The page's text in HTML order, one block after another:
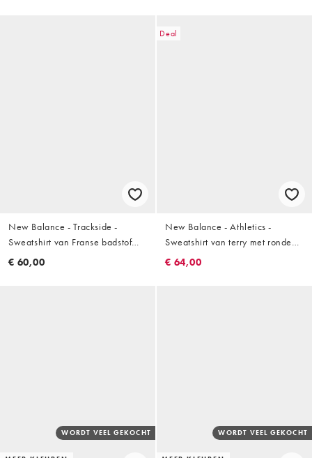
New Balance - Trackside -
Sweatshirt van Franse badstof
met ronde hals in marineblauw
€ 60,00
Deal
New Balance - Athletics -
Sweatshirt van terry met ronde
hals in permafrost
€ 64,00
WORDT VEEL GEKOCHT WORDT VEEL GEKOCHT